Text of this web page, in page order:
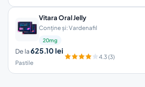
Vitara Oral Jelly
Conține și: Vardenafil
20mg
De la625.10 lei
Pastile
4.3 (3)